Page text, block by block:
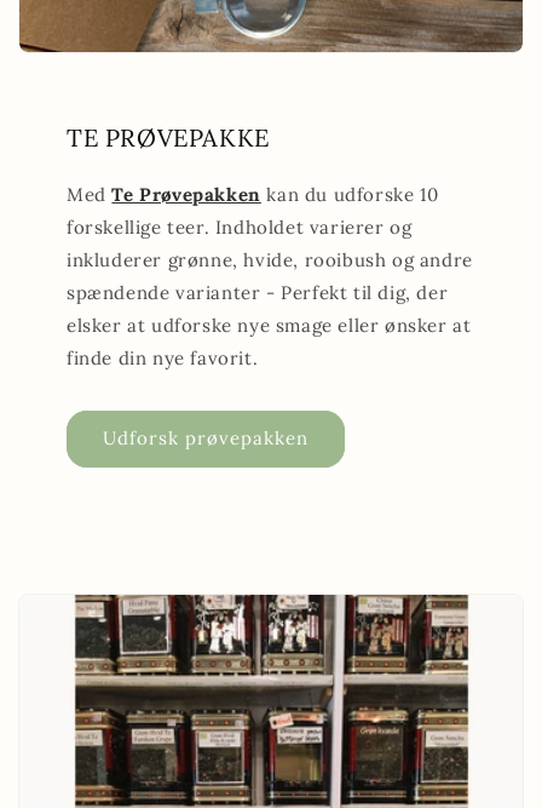
TE PRØVEPAKKE
MedTe Prøvepakken kan du udforske 10
forskellige teer. Indholdet varierer og
inkluderer grønne, hvide, rooibush og andre
spændende varianter - Perfekt til dig, der
elsker at udforske nye smage eller ønsker at
finde din nye favorit.
Udforsk prøvepakken